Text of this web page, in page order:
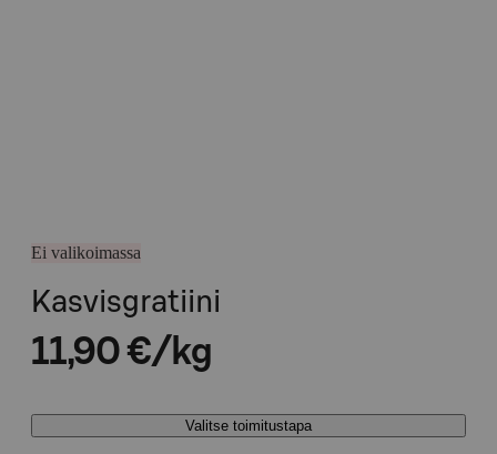
Ei valikoimassa
Kasvisgratiini
11,90 €/kg
Valitse toimitustapa